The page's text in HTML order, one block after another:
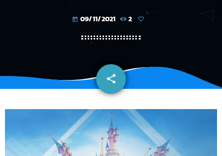
today 09/11/2021 2
share
email